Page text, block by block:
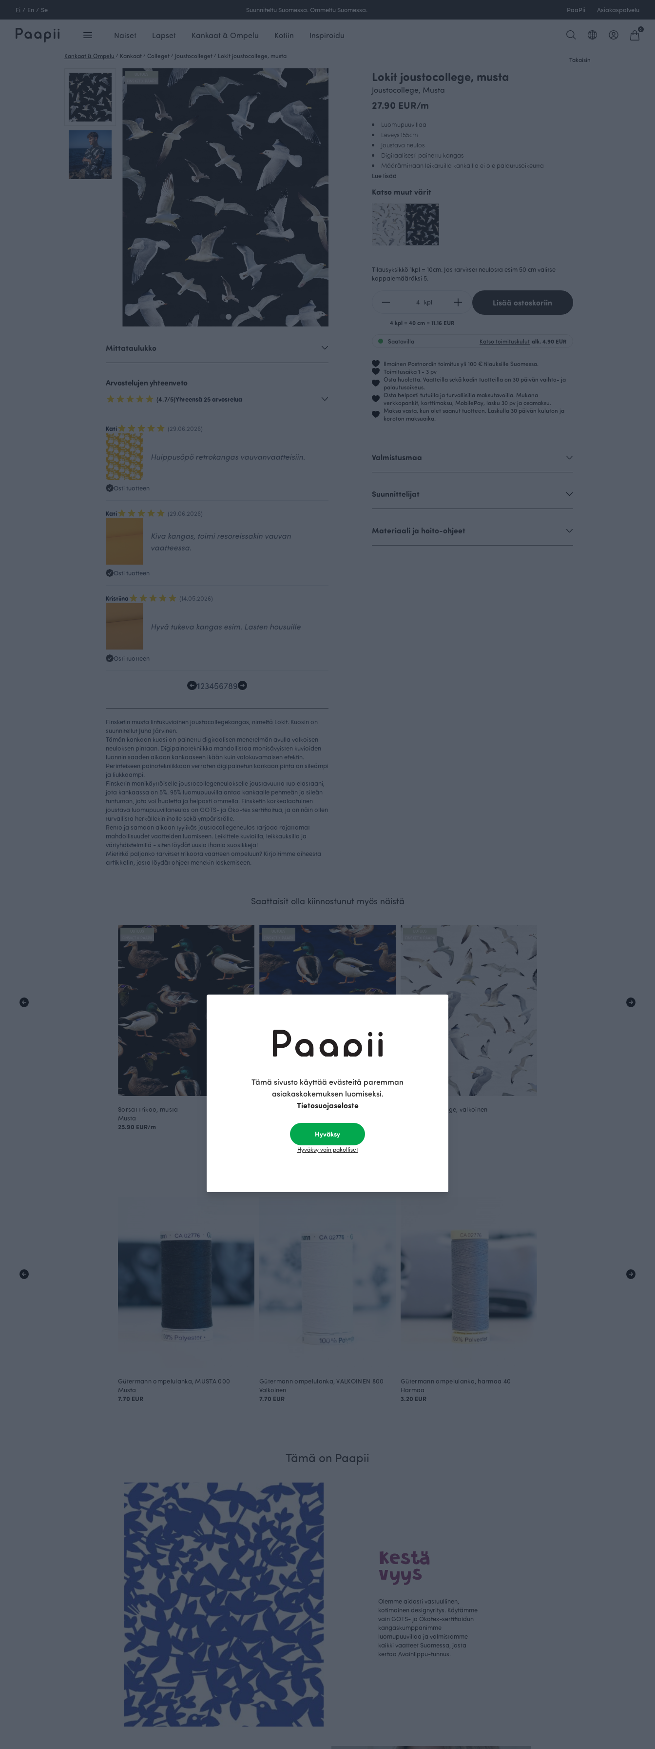
Fi / En / Se Ilmainen toimitus yli 100 € tilauksille Suomessa. PaaPii Asiakaspalvelu
Naiset Lapset Kankaat & Ompelu Kotiin Inspiroidu
0
Kankaat & Ompelu / Kankaat / Colleget / Joustocolleget / Lokit joustocollege, musta Takaisin
Mittataulukko
Arvostelujen yhteenveto
(4.7/5)Yhteensä 25 arvostelua
Kati (29.06.2026)
Huippusöpö retrokangas vauvanvaatteisiin.
Osti tuotteen
Kati (29.06.2026)
Kiva kangas, toimi resoreissakin vauvan
vaatteessa.
Osti tuotteen
Kristiina (14.05.2026)
Hyvä tukeva kangas esim. Lasten housuille
Osti tuotteen
123456789
Finsketin musta lintukuvioinen joustocollegekangas, nimeltä Lokit. Kuosin on
suunnitellut Juha Järvinen.
Tämän kankaan kuosi on painettu digitaalisen menetelmän avulla valkoisen
neuloksen pintaan. Digipainotekniikka mahdollistaa monisävyisten kuvioiden
luonnin saaden aikaan kankaaseen ikään kuin valokuvamaisen efektin.
Perinteiseen painotekniikkaan verraten digipainetun kankaan pinta on sileämpi
ja liukkaampi.
Finsketin monikäyttöiselle joustocollegeneulokselle joustavuutta tuo elastaani,
jota kankaassa on 5%. 95% luomupuuvilla antaa kankaalle pehmeän ja sileän
tuntuman, jota voi huoletta ja helposti ommella. Finsketin korkealaatuinen
joustava luomupuuvillaneulos on GOTS- ja Öko-tex sertifioitua, ja on näin ollen
turvallista herkällekin iholle sekä ympäristölle.
Rento ja samaan aikaan tyylikäs joustocollegeneulos tarjoaa rajattomat
mahdollisuudet vaatteiden luomiseen. Leikittele kuvioilla, leikkauksilla ja
väriyhdistelmillä - siten löydät uusia ihania suosikkeja!
Mietitkö paljonko tarvitset trikoota vaatteen ompeluun? Kirjoitimme aiheesta
artikkelin , josta löydät ohjeet menekin laskemiseen.
Lokit joustocollege, musta
Joustocollege, Musta
27.90 EUR/m
Luomupuuvillaa
Leveys 155cm
Joustava neulos
Digitaalisesti painettu kangas
Määrämittaan leikatuilla kankailla ei ole palautusoikeutta
Lue lisää
Katso muut värit
Tilausyksikkö 1kpl = 10cm. Jos tarvitset neulosta esim 50 cm valitse
kappalemääräksi 5.
kpl Lisää ostoskoriin
4 kpl = 40 cm = 11.16 EUR
Saatavilla Katso toimituskulut alk. 4.90 EUR
Ilmainen Postnordin toimitus yli 100 € tilauksille Suomessa.
Toimitusaika 1 - 3 pv
Osta huoletta. Vaatteilla sekä kodin tuotteilla on 30 päivän vaihto- ja
palautusoikeus.
Osta helposti tutuilla ja turvallisilla maksutavoilla. Mukana
verkkopankit, korttimaksu, MobilePay, lasku 30 pv ja osamaksu.
Maksa vasta, kun olet saanut tuotteen. Laskulla 30 päivän kuluton ja
koroton maksuaika.
Valmistusmaa
Suunnittelijat
Materiaali ja hoito-ohjeet
Saattaisit olla kiinnostunut myös näistä
Sorsat trikoo, musta
Musta
25.90 EUR/m
Sorsat trikoo, myrsky
25.90 EUR/m
Lokit joustocollege, valkoinen
Gütermann ompelulanka, MUSTA 000
Musta
7.70 EUR
Gütermann ompelulanka, VALKOINEN 800
Valkoinen
7.70 EUR
Gütermann ompelulanka, harmaa 40
Harmaa
3.20 EUR
Tämä on Paapii
Kestä
vyys
Olemme aidosti vastuullinen,
kotimainen designyritys. Käytämme
vain GOTS- ja Ökotex-sertifioidun
kangaskumppanimme
luomupuuvillaa ja valmistamme
kaikki vaatteet Suomessa, josta
kertoo Avainlippu-tunnus.
Tämä sivusto käyttää evästeitä paremman
asiakaskokemuksen luomiseksi.
Tietosuojaseloste
Hyväksy
Hyväksy vain pakolliset